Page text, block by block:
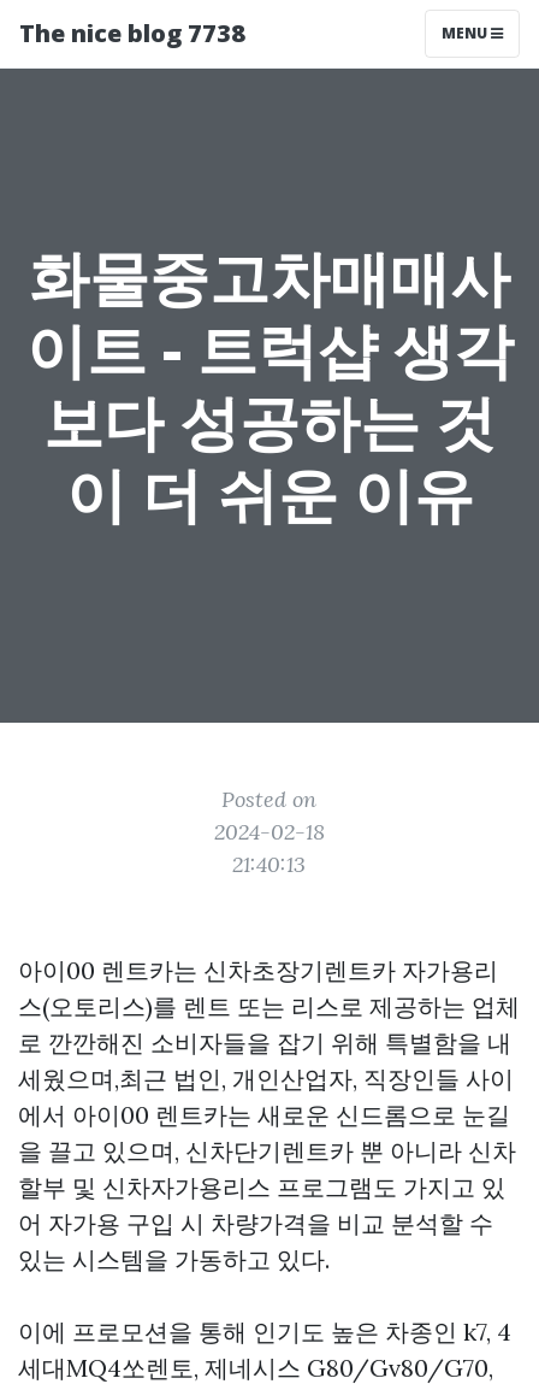
The nice blog 7738 MENU
화물중고차매매사
이트 - 트럭샵 생각
보다 성공하는 것
이 더 쉬운 이유
Posted on
2024-02-18
21:40:13
아이00 렌트카는 신차초장기렌트카 자가용리
스(오토리스)를 렌트 또는 리스로 제공하는 업체
로 깐깐해진 소비자들을 잡기 위해 특별함을 내
세웠으며,최근 법인, 개인산업자, 직장인들 사이
에서 아이00 렌트카는 새로운 신드롬으로 눈길
을 끌고 있으며, 신차단기렌트카 뿐 아니라 신차
할부 및 신차자가용리스 프로그램도 가지고 있
어 자가용 구입 시 차량가격을 비교 분석할 수
있는 시스템을 가동하고 있다.
이에 프로모션을 통해 인기도 높은 차종인 k7, 4
세대MQ4쏘렌토, 제네시스 G80/Gv80/G70,